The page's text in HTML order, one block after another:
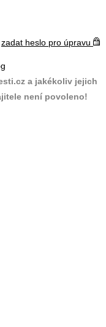
zadat heslo pro úpravu
a jakékoliv jejich
není povoleno!